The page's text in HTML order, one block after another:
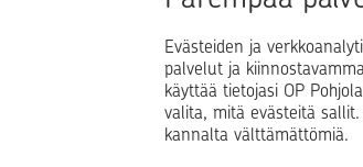
Evästeiden ja
palvelut ja
käyttää tietojasi OP
valita, mitä evästeitä
kannalta välttämättömiä.
tietoa arkeen, elämän käännekohtiin ja